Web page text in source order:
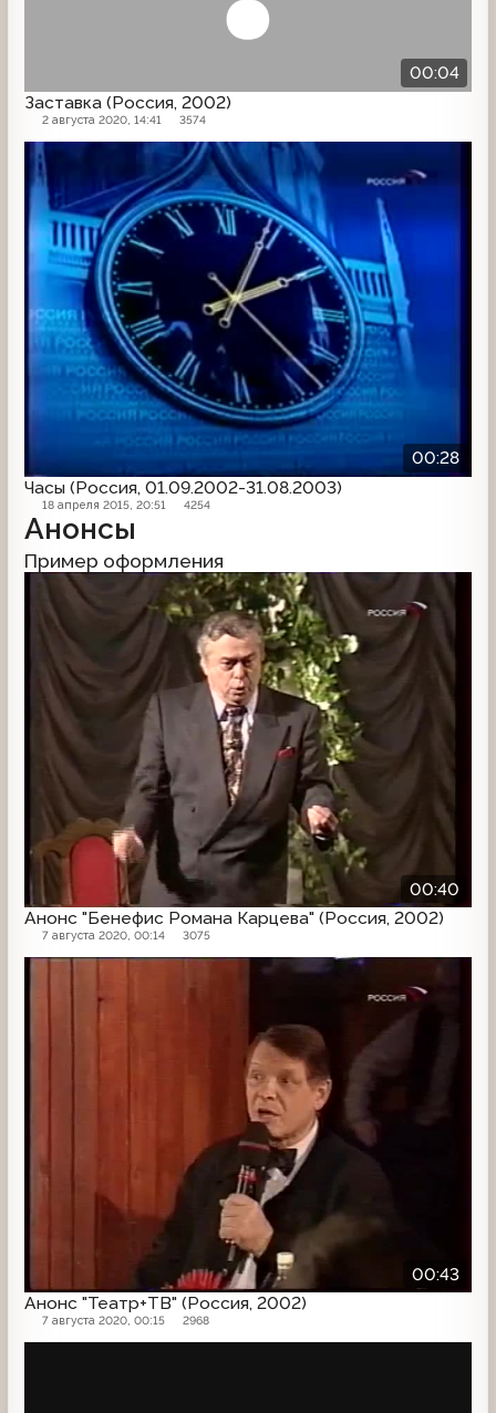
00:04
Заставка (Россия, 2002)
2 августа 2020, 14:41 3574
00:28
Часы (Россия, 01.09.2002-31.08.2003)
18 апреля 2015, 20:51 4254
Часы
Анонсы
Пример оформления
00:40
Анонс "Бенефис Романа Карцева" (Россия, 2002)
7 августа 2020, 00:14 3075
00:43
Анонс "Театр+ТВ" (Россия, 2002)
7 августа 2020, 00:15 2968